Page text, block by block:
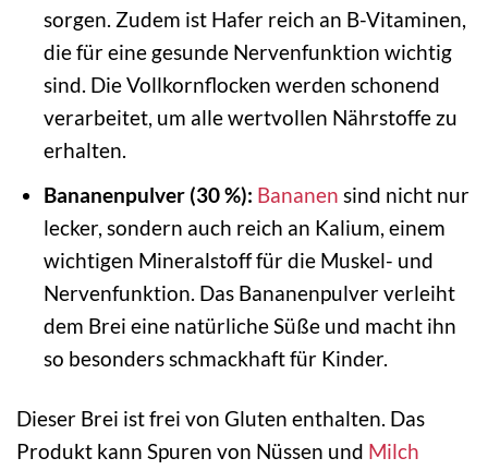
sorgen. Zudem ist Hafer reich an B-Vitaminen,
die für eine gesunde Nervenfunktion wichtig
sind. Die Vollkornflocken werden schonend
verarbeitet, um alle wertvollen Nährstoffe zu
erhalten.
Bananenpulver (30 %): Bananen sind nicht nur
lecker, sondern auch reich an Kalium, einem
wichtigen Mineralstoff für die Muskel- und
Nervenfunktion. Das Bananenpulver verleiht
dem Brei eine natürliche Süße und macht ihn
so besonders schmackhaft für Kinder.
Dieser Brei ist frei von Gluten enthalten. Das
Produkt kann Spuren von Nüssen und Milch